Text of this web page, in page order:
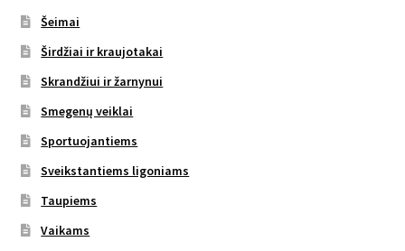
Šeimai
Širdžiai ir kraujotakai
Skrandžiui ir žarnynui
Smegenų veiklai
Sportuojantiems
Sveikstantiems ligoniams
Taupiems
Vaikams